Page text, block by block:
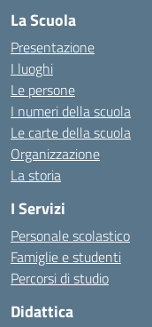
La Scuola
Presentazione
I luoghi
Le persone
I numeri della scuola
Le carte della scuola
Organizzazione
La storia
I Servizi
Personale scolastico
Famiglie e studenti
Percorsi di studio
Didattica